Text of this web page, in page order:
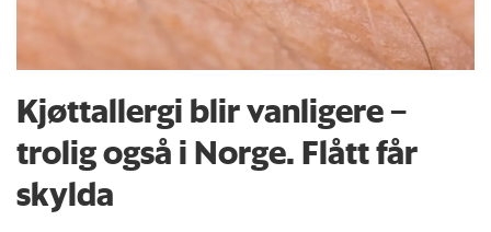
Kjøttallergi blir vanligere –
trolig også i Norge. Flått får
skylda